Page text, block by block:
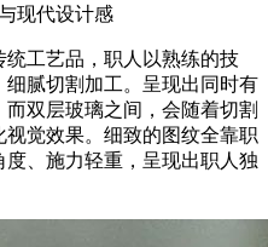
现代设计感
统工艺品，职人以熟练的技
细腻切割加工。呈现出同时有
双层玻璃之间，会随着切割
觉效果。细致的图纹全靠职
、施力轻重，呈现出职人独